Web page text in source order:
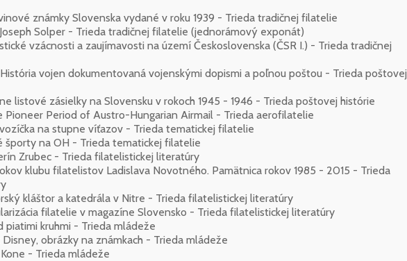
známky Slovenska vydané v roku 1939 - Trieda tradičnej filatelie
Solper - Trieda tradičnej filatelie (jednorámový exponát)
vzácnosti a zaujímavosti na území Československa (ČSR I.) - Trieda tradičnej
vojen dokumentovaná vojenskými dopismi a poľnou poštou - Trieda poštovej
listové zásielky na Slovensku v rokoch 1945 - 1946 - Trieda poštovej histórie
Pioneer Period of Austro-Hungarian Airmail - Trieda aerofilatelie
na stupne víťazov - Trieda tematickej filatelie
športy na OH - Trieda tematickej filatelie
Zrubec - Trieda filatelistickej literatúry
klubu filatelistov Ladislava Novotného. Pamätnica rokov 1985 - 2015 - Trieda
kláštor a katedrála v Nitre - Trieda filatelistickej literatúry
filatelie v magazíne Slovensko - Trieda filatelistickej literatúry
piatimi kruhmi - Trieda mládeže
obrázky na známkach - Trieda mládeže
- Trieda mládeže